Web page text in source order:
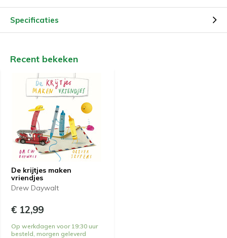
Specificaties
Recent bekeken
De krijtjes maken
vriendjes
Drew Daywalt
€ 12,99
Op werkdagen voor 19:30 uur
besteld, morgen geleverd